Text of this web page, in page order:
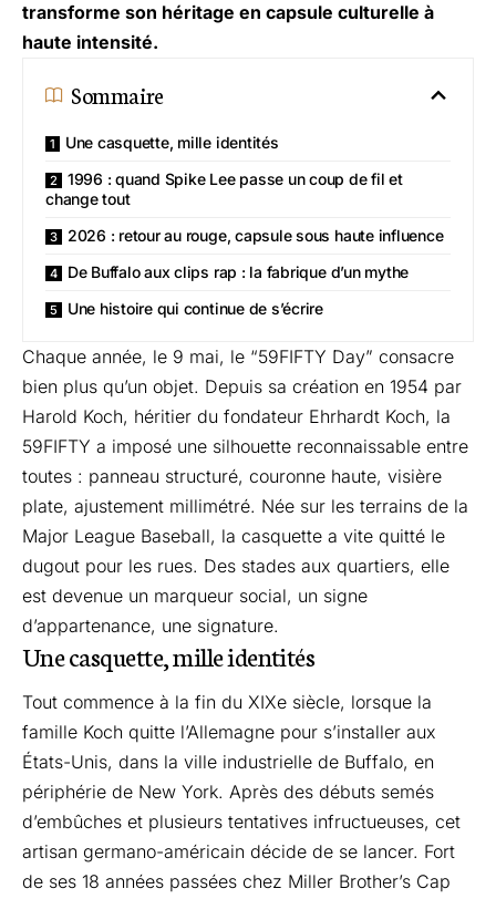
transforme son héritage en capsule culturelle à
haute intensité.
Sommaire
Une casquette, mille identités
1996 : quand Spike Lee passe un coup de fil et
change tout
2026 : retour au rouge, capsule sous haute influence
De Buffalo aux clips rap : la fabrique d’un mythe
Une histoire qui continue de s’écrire
Chaque année, le 9 mai, le “59FIFTY Day” consacre
bien plus qu’un objet. Depuis sa création en 1954 par
Harold Koch, héritier du fondateur Ehrhardt Koch, la
59FIFTY a imposé une silhouette reconnaissable entre
toutes : panneau structuré, couronne haute, visière
plate, ajustement millimétré. Née sur les terrains de la
Major League Baseball, la casquette a vite quitté le
dugout pour les rues. Des stades aux quartiers, elle
est devenue un marqueur social, un signe
d’appartenance, une signature.
Une casquette, mille identités
Tout commence à la fin du XIXe siècle, lorsque la
famille Koch quitte l’Allemagne pour s’installer aux
États-Unis, dans la ville industrielle de Buffalo, en
périphérie de New York. Après des débuts semés
d’embûches et plusieurs tentatives infructueuses, cet
artisan germano-américain décide de se lancer. Fort
de ses 18 années passées chez Miller Brother’s Cap